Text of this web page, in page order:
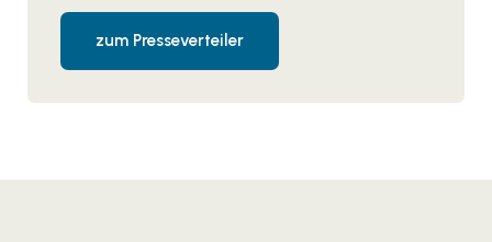
zum Presseverteiler